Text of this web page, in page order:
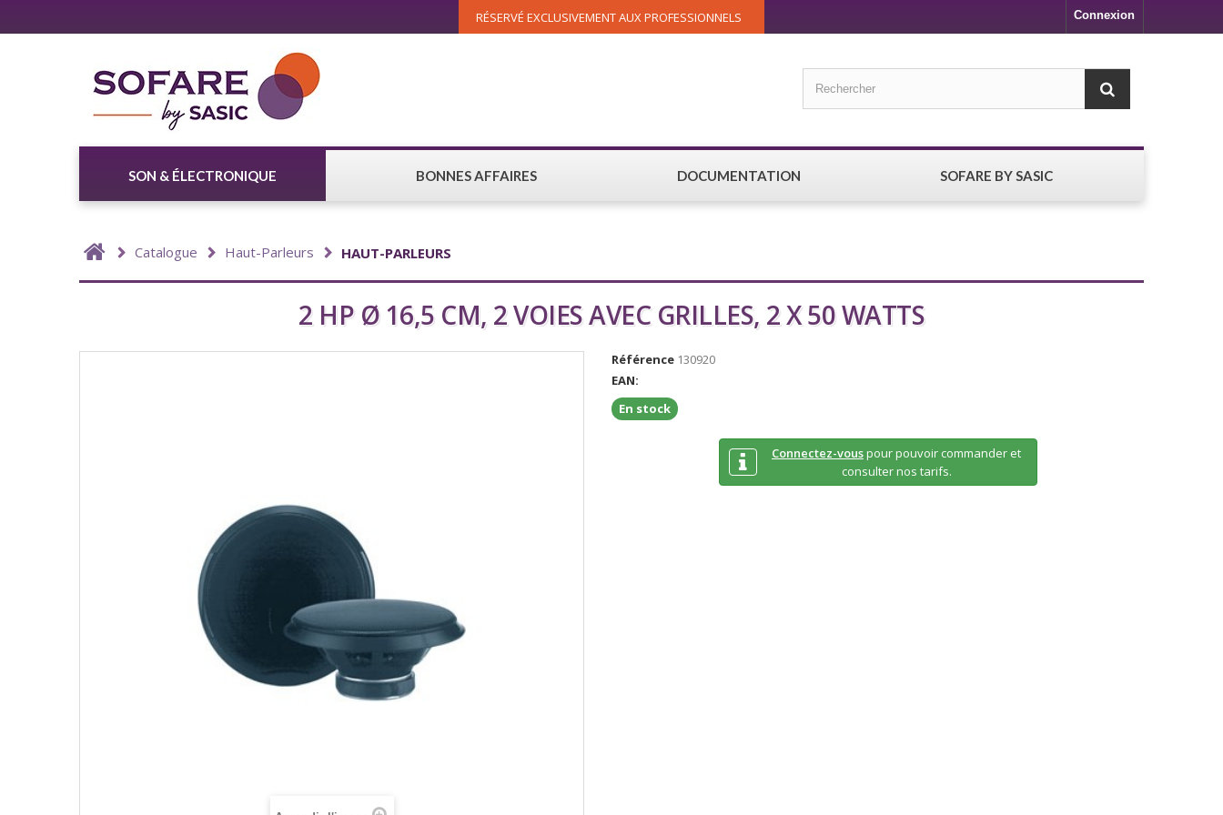
Connexion
RÉSERVÉ EXCLUSIVEMENT AUX PROFESSIONNELS
SON & ÉLECTRONIQUE BONNES AFFAIRES DOCUMENTATION SOFARE BY SASIC
Catalogue Haut-Parleurs HAUT-PARLEURS
2 HP Ø 16,5 CM, 2 VOIES AVEC GRILLES, 2 X 50 WATTS
Référence 130920
EAN:
En stock
Connectez-vouspour pouvoir commander et
consulter nos tarifs.